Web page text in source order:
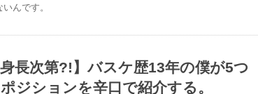
いんです。
身長次第?!】バスケ歴13年の僕が5つ
ジションを辛口で紹介する。